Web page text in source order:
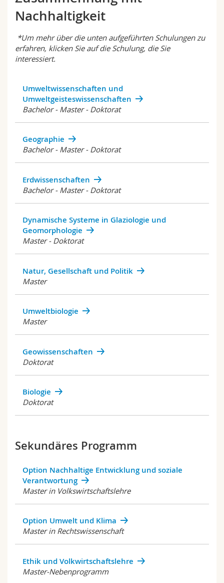
Math.-Nat. und Med. Fak.
Interfakultär
Doktorierende
Vorlesungsverzeichnis
MyUnifr
Nachhaltigkeit
*Um mehr über die unten aufgeführten Schulungen zu
erfahren, klicken Sie auf die Schulung, die Sie
interessiert.
Umweltwissenschaften und
Umweltgeisteswissenschaften
Bachelor - Master - Doktorat
Geographie
Bachelor - Master - Doktorat
Erdwissenschaften
Bachelor - Master - Doktorat
Dynamische Systeme in Glaziologie und
Geomorphologie
Master - Doktorat
Natur, Gesellschaft und Politik
Master
Umweltbiologie
Master
Geowissenschaften
Doktorat
Biologie
Doktorat
Sekundäres Programm
Option Nachhaltige Entwicklung und soziale
Verantwortung
Master in Volkswirtschaftslehre
Option Umwelt und Klima
Master in Rechtswissenschaft
Ethik und Volkwirtschaftslehre
Master-Nebenprogramm